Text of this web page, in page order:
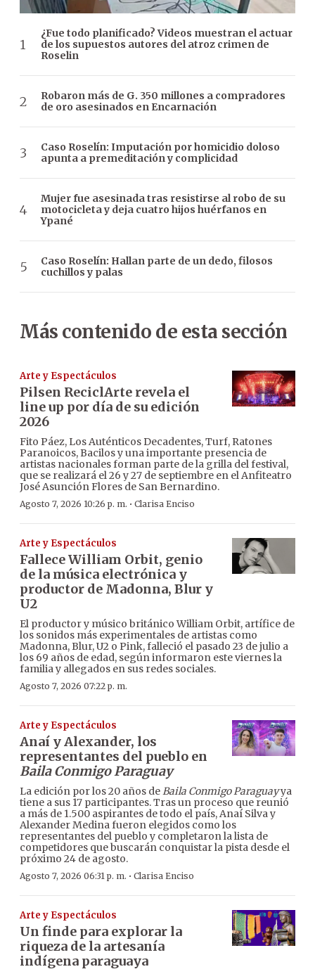
¿Fue todo planificado? Videos muestran el actuar
de los supuestos autores del atroz crimen de
Roselin
Robaron más de G. 350 millones a compradores
de oro asesinados en Encarnación
Caso Roselín: Imputación por homicidio doloso
apunta a premeditación y complicidad
Mujer fue asesinada tras resistirse al robo de su
motocicleta y deja cuatro hijos huérfanos en
Ypané
Caso Roselín: Hallan parte de un dedo, filosos
cuchillos y palas
Más contenido de esta sección
Arte y Espectáculos
Pilsen ReciclArte revela el
line up por día de su edición
2026
Fito Páez, Los Auténticos Decadentes, Turf, Ratones
Paranoicos, Bacilos y una importante presencia de
artistas nacionales forman parte de la grilla del festival,
que se realizará el 26 y 27 de septiembre en el Anfiteatro
José Asunción Flores de San Bernardino.
Agosto 7, 2026 10:26 p. m. · Clarisa Enciso
Arte y Espectáculos
Fallece William Orbit, genio
de la música electrónica y
productor de Madonna, Blur y
U2
El productor y músico británico William Orbit, artífice de
los sonidos más experimentales de artistas como
Madonna, Blur, U2 o Pink, falleció el pasado 23 de julio a
los 69 años de edad, según informaron este viernes la
familia y allegados en sus redes sociales.
Agosto 7, 2026 07:22 p. m.
Arte y Espectáculos
Anaí y Alexander, los
representantes del pueblo en
Baila Conmigo Paraguay
La edición por los 20 años deBaila Conmigo Paraguayya
tiene a sus 17 participantes. Tras un proceso que reunió
a más de 1.500 aspirantes de todo el país, Anaí Silva y
Alexander Medina fueron elegidos como los
representantes del pueblo y completaron la lista de
competidores que buscarán conquistar la pista desde el
próximo 24 de agosto.
Agosto 7, 2026 06:31 p. m. · Clarisa Enciso
Arte y Espectáculos
Un finde para explorar la
riqueza de la artesanía
indígena paraguaya